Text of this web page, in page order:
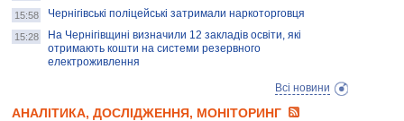
15:58 Чернігівські поліцейські затримали наркоторговця
15:28
На Чернігівщині визначили 12 закладів освіти, які
отримають кошти на системи резервного
електроживлення
Всі новини
АНАЛІТИКА, ДОСЛІДЖЕННЯ, МОНІТОРИНГ